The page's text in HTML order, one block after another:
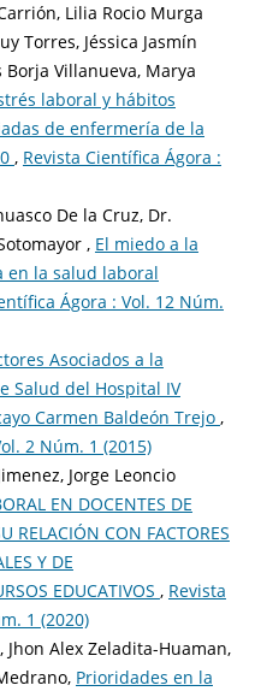
Lilia Rocio Murga
Torres, Jéssica Jasmín
Villanueva, Marya
laboral y hábitos
de enfermería de la
, Revista Científica Ágora :
De la Cruz, Dr.
, El miedo a la
en la salud laboral
Ágora : Vol. 12 Núm.
Asociados a la
Salud del Hospital IV
Carmen Baldeón Trejo ,
2 Núm. 1 (2015)
Jorge Leoncio
EN DOCENTES DE
RELACIÓN CON FACTORES
Y DE
EDUCATIVOS , Revista
1 (2020)
Alex Zeladita-Huaman,
Prioridades en la